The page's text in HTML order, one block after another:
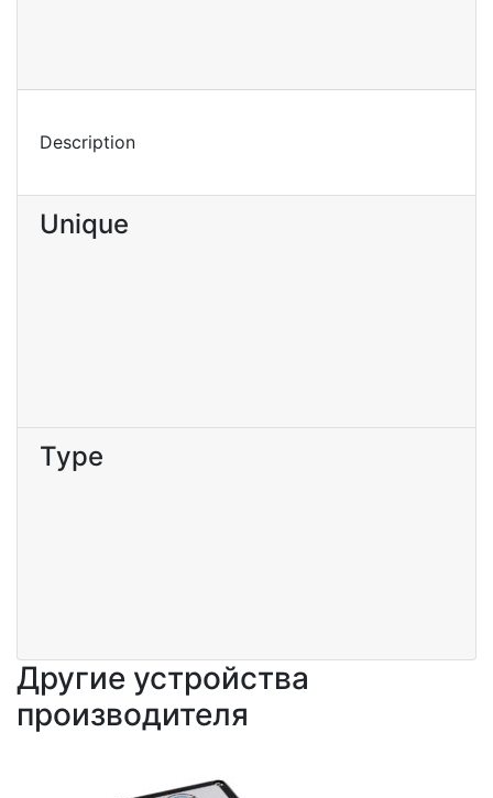
Description
Unique
Type
Другие устройства
производителя